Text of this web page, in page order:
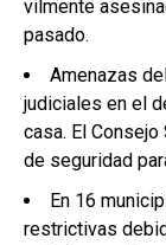
vilmente
pasado.
Amenazas
judiciales en el
casa. El
de seguridad
En 16
restrictivas